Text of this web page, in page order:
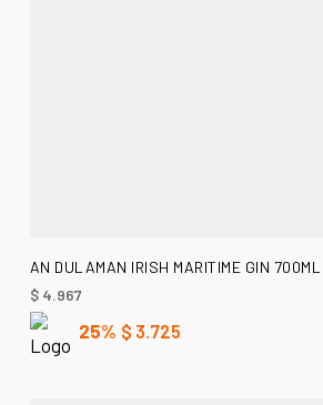
AÑADIR AL CARRITO
AN DULAMAN IRISH MARITIME GIN 700ML
$4.967
25% $ 3.725